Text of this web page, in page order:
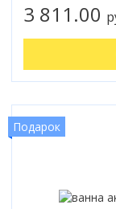
3 811.00
Подарок